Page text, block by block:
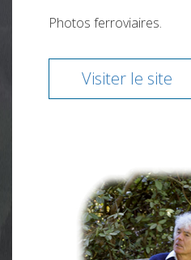
Photos ferroviaires.
Visiter le site